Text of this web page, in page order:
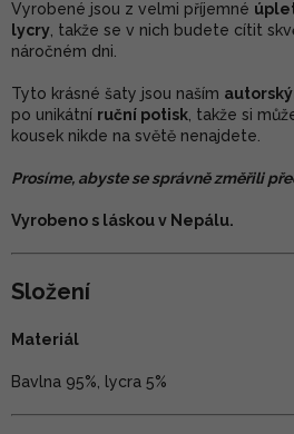
Vyrobené jsou z velmi příjemné
lycry , takže se v nich budete cítit
náročném dni.
Tyto krásné šaty jsou naším
po unikátní ruční potisk , takže si
kousek nikde na světě nenajdete.
Prosíme, abyste se správně změřili
Vyrobeno s láskou v Nepálu.
Složení
Materiál
Bavlna 95%, lycra 5%